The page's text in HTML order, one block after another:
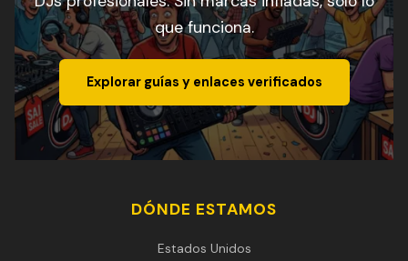
que funciona.
Explorar guías y enlaces verificados
DÓNDE ESTAMOS
Estados Unidos